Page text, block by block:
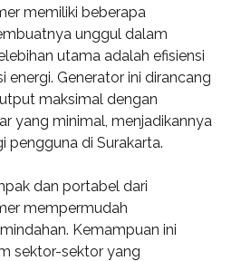
memiliki beberapa
unggul dalam
utama adalah efisiensi
energi. Generator ini dirancang
maksimal dengan
yang minimal, menjadikannya
pengguna di Surakarta.
dan portabel dari
mempermudah
Kemampuan ini
sektor-sektor yang